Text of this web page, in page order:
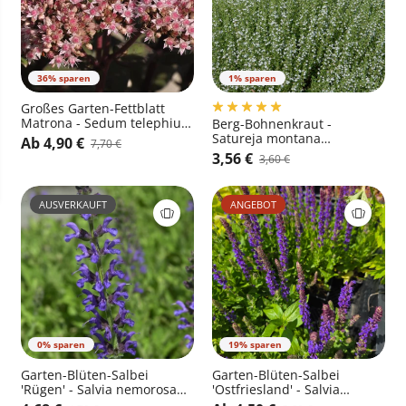
36% sparen
Großes Garten-Fettblatt
Matrona - Sedum telephium
'Matrona'
Ab 4,90 € 7,70 €
1% sparen
Berg-Bohnenkraut -
Satureja montana
ssp.montana
3,56 € 3,60 €
0% sparen
AUSVERKAUFT
Garten-Blüten-Salbei
'Rügen' - Salvia nemorosa
19% sparen
ANGEBOT
Garten-Blüten-Salbei
'Ostfriesland' - Salvia